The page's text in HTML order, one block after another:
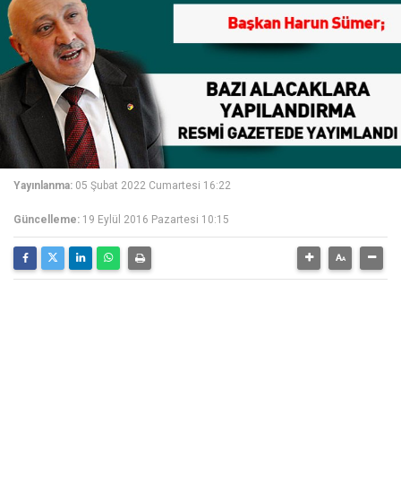
Yayınlanma: 05 Şubat 2022 Cumartesi 16:22
Güncelleme: 19 Eylül 2016 Pazartesi 10:15